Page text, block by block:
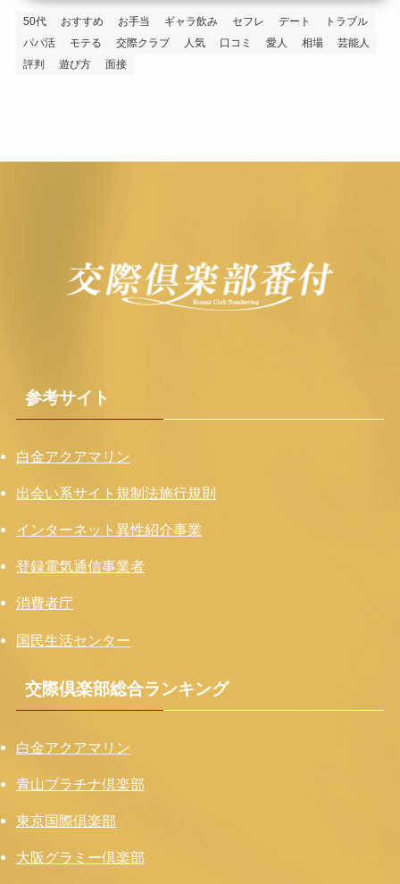
50代 おすすめ お手当 ギャラ飲み セフレ デート
トラブル
パパ活
モテる 交際クラブ 人気 口コミ 愛人 相場
芸能人
評判
遊び方 面接
参考サイト
白金アクアマリン
出会い系サイト規制法施行規則
インターネット異性紹介事業
登録電気通信事業者
消費者庁
国民生活センター
交際倶楽部総合ランキング
白金アクアマリン
青山プラチナ倶楽部
東京国際倶楽部
大阪グラミー倶楽部